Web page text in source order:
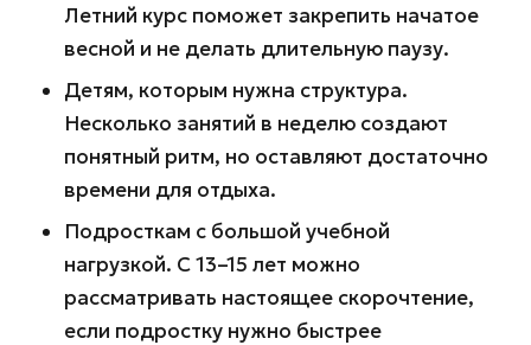
Летний курс поможет закрепить начатое
весной и не делать длительную паузу.
Детям, которым нужна структура.
Несколько занятий в неделю создают
понятный ритм, но оставляют достаточно
времени для отдыха.
Подросткам с большой учебной
нагрузкой. С 13–15 лет можно
рассматривать настоящее скорочтение,
если подростку нужно быстрее